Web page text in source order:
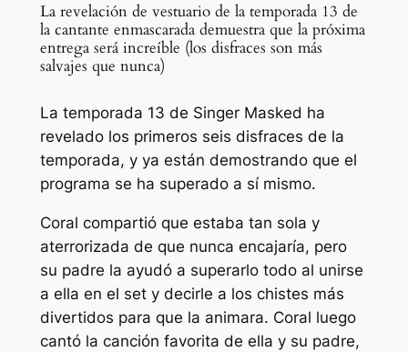
La revelación de vestuario de la temporada 13 de
la cantante enmascarada demuestra que la próxima
entrega será increíble (los disfraces son más
salvajes que nunca)
La temporada 13 de Singer Masked ha
revelado los primeros seis disfraces de la
temporada, y ya están demostrando que el
programa se ha superado a sí mismo.
Coral compartió que estaba tan sola y
aterrorizada de que nunca encajaría, pero
su padre la ayudó a superarlo todo al unirse
a ella en el set y decirle a los chistes más
divertidos para que la animara. Coral luego
cantó la canción favorita de ella y su padre,